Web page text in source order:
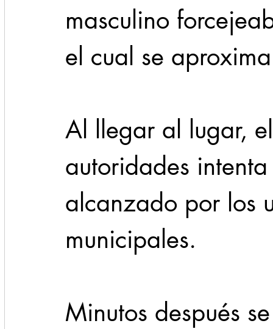
masculino
el cual se
Al llegar al lugar,
autoridades
alcanzado por los
municipales.
Minutos después